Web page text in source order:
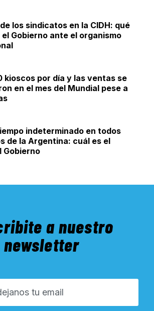
los sindicatos en la CIDH: qué
Gobierno ante el organismo
kioscos por día y las ventas se
en el mes del Mundial pese a
indeterminado en todos
de la Argentina: cuál es el
Gobierno
a nuestro
newsletter